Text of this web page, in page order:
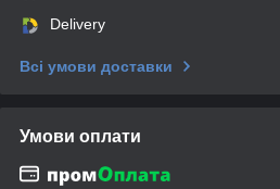
Delivery
Всі умови доставки
Умови оплати